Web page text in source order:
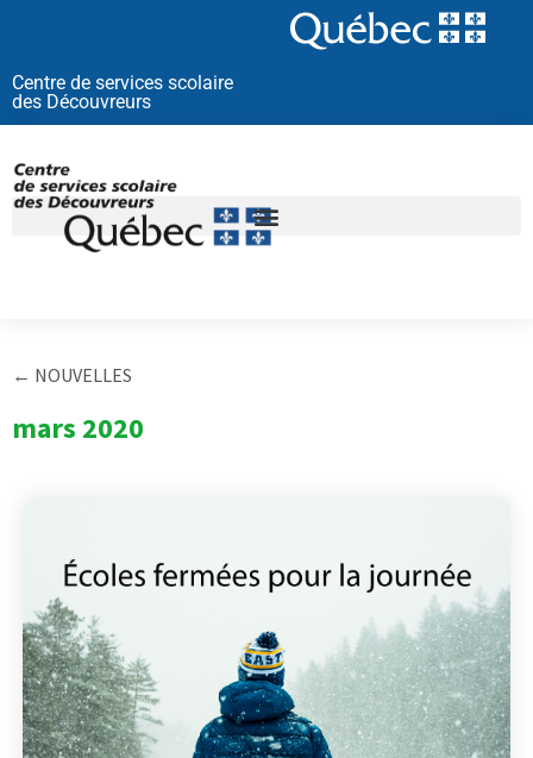
Centre de services scolaire
des Découvreurs
← NOUVELLES
mars 2020